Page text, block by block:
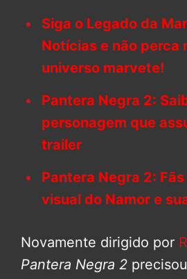
Siga o Legado da
Notícias e não perca
universo marvete!
Pantera Negra 2:
personagem que
trailer
Pantera Negra 2:
visual do Namor e
Novamente dirigido por
Pantera Negra 2